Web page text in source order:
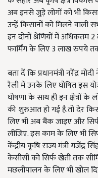
अब इनसे जुड़े लोगों को भी
उन्हें किसानों को मिलने वाली
इन दोनों श्रेणियों में
फार्मिंग के लिए 3 लाख रुपये
बता दें कि प्रधानमंत्री नरेंद्र
रैली में उनके लिए घोषित इस
घोषणा के साथ ही इन क्षेत्रों के
की शुरुआत हो गई है.तो देर
लिए भी अब बैंक जाइए और
लीजिए. इस काम के लिए भी
केंद्रीय कृषि राज्य मंत्री
केसीसी को सिर्फ खेती तक
मछलीपालन के लिए भी खोल